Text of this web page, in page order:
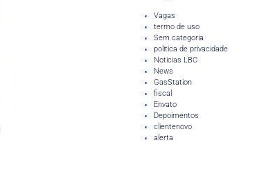
Vagas
termo de uso
Sem categoria
politica de privacidade
Noticias LBC
News
GasStation
fiscal
Envato
Depoimentos
clientenovo
alerta